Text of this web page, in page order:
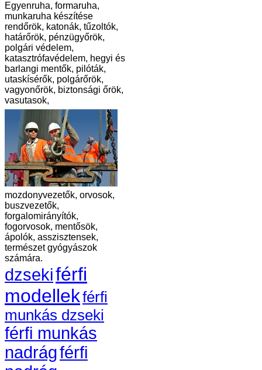
Egyenruha, formaruha,
munkaruha készítése
rendőrök, katonák, tűzoltók,
határőrök, pénzügyőrök,
polgári védelem,
katasztrófavédelem, hegyi és
barlangi mentők, pilóták,
utaskísérők, polgárőrök,
vagyonőrök, biztonsági őrök,
vasutasok,
mozdonyvezetők, orvosok,
buszvezetők,
forgalomirányítók,
fogorvosok, mentősök,
ápolók, asszisztensek,
természet gyógyászok
számára.
dzsekiférfi
modellekférfi
munkás dzseki
férfi munkás
nadrágférfi